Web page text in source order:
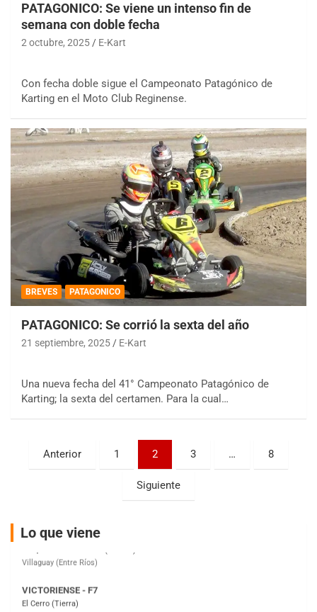
PATAGONICO: Se viene un intenso fin de
semana con doble fecha
2 octubre, 2025 E-Kart
Con fecha doble sigue el Campeonato Patagónico de
Karting en el Moto Club Reginense.
BREVES PATAGONICO
PATAGONICO: Se corrió la sexta del año
21 septiembre, 2025 E-Kart
Una nueva fecha del 41° Campeonato Patagónico de
Karting; la sexta del certamen. Para la cual…
Paginación
Anterior 1 2 3 … 8
Siguiente
Lo que viene
COBERTURA ESPECIAL DE E-KART.COM.AR
IAME SERIES ARGENTINA 6
Ramiro Tot (Asfalto)
Ciudad de Trenque Lauquen (Asfalto)
Trenque Lauquen (Buenos Aires)
El Cerro (Tierra)
PATAGONICO - F6